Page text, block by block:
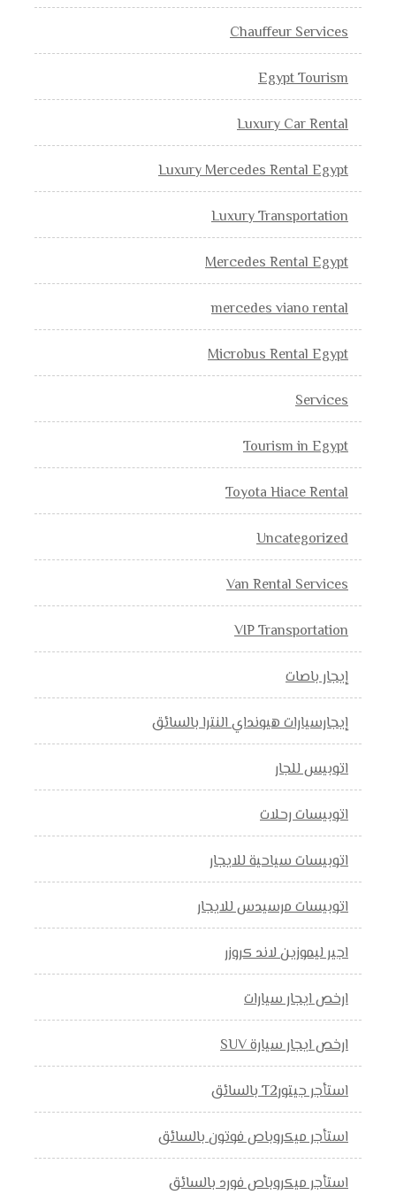
Chauffeur Services
Egypt Tourism
Luxury Car Rental
Luxury Mercedes Rental Egypt
Luxury Transportation
Mercedes Rental Egypt
mercedes viano rental
Microbus Rental Egypt
Services
Tourism in Egypt
Toyota Hiace Rental
Uncategorized
Van Rental Services
VIP Transportation
إيجار باصات
إيجارسيارات هيونداي النترا بالسائق
اتوبيس للجار
اتوبيسات رحلات
اتوبيسات سياحية للايجار
اتوبيسات مرسيدس للايجار
اجير ليموزين لاند كروزر
ارخص ايجار سيارات
ارخص ايجار سيارة SUV
استأجر جيتورT2 بالسائق
استأجر ميكروباص فوتون بالسائق
استأجر ميكروباص فورد بالسائق